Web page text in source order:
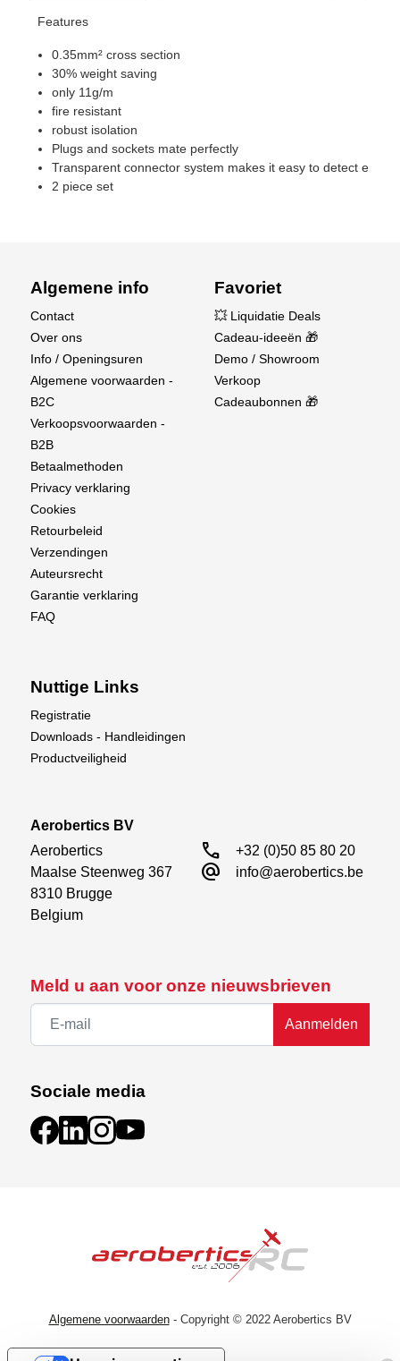
Features
0.35mm² cross section
30% weight saving
only 11g/m
fire resistant
robust isolation
Plugs and sockets mate perfectly
Transparent connector system makes it easy to detect errors
2 piece set
Meld u aan voor onze nieuwsbrieven
Aanmelden
Sociale media
Algemene info
Contact
Over ons
Info / Openingsuren
Algemene voorwaarden -
B2C
Verkoopsvoorwaarden -
B2B
Betaalmethoden
Privacy verklaring
Cookies
Retourbeleid
Verzendingen
Auteursrecht
Garantie verklaring
FAQ
Favoriet
💥 Liquidatie Deals
Cadeau-ideeën 🎁
Demo / Showroom
Verkoop
Cadeaubonnen 🎁
Nuttige Links
Registratie
Downloads - Handleidingen
Productveiligheid
Aerobertics BV
Aerobertics
Maalse Steenweg 367
8310 Brugge
Belgium
call +32 (0)50 85 80 20
alternate_email info@aerobertics.be
Algemene voorwaarden - Copyright © 2022 Aerobertics BV